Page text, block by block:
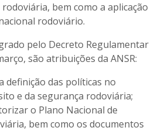
bem como a aplicação
rodoviário.
pelo Decreto Regulamentar
são atribuições da ANSR:
definição das políticas no
e da segurança rodoviária;
o Plano Nacional de
bem como os documentos